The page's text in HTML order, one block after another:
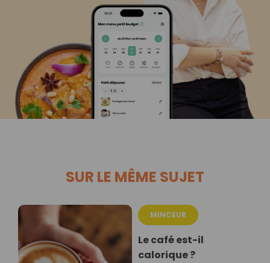
SUR LE MÊME SUJET
MINCEUR
Le café est-il
calorique ?